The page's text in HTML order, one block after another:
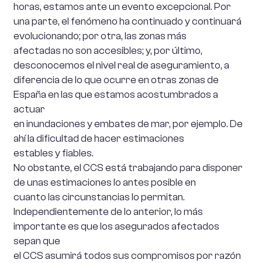
horas, estamos ante un evento excepcional. Por
una parte, el fenómeno ha continuado y continuará
evolucionando; por otra, las zonas más
afectadas no son accesibles; y, por último,
desconocemos el nivel real de aseguramiento, a
diferencia de lo que ocurre en otras zonas de
España en las que estamos acostumbrados a
actuar
en inundaciones y embates de mar, por ejemplo. De
ahí la dificultad de hacer estimaciones
estables y fiables.
No obstante, el CCS está trabajando para disponer
de unas estimaciones lo antes posible en
cuanto las circunstancias lo permitan.
Independientemente de lo anterior, lo más
importante es que los asegurados afectados
sepan que
el CCS asumirá todos sus compromisos por razón